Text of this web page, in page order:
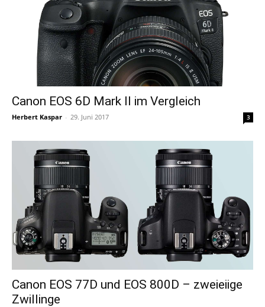
Canon EOS 6D Mark II im Vergleich
Herbert Kaspar - 29. Juni 2017 3
Canon EOS 77D und EOS 800D – zweieiige
Zwillinge